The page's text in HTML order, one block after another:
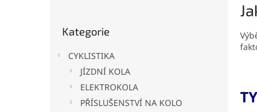
kategorie
Kategorie
CYKLISTIKA
JÍZDNÍ KOLA
ELEKTROKOLA
PŘÍSLUŠENSTVÍ NA KOLO